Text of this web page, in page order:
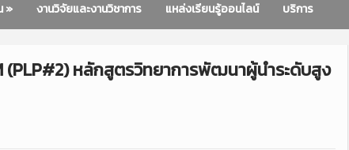
» งานวิจัยและงานวิชาการ แหล่งเรียนรู้ออนไลน์ บริการ
(PLP#2) หลักสูตรวิทยาการพัฒนาผู้นำระดับสูง